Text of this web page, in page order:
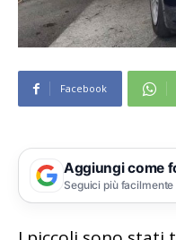
Facebook
Aggiungi come
Seguici più